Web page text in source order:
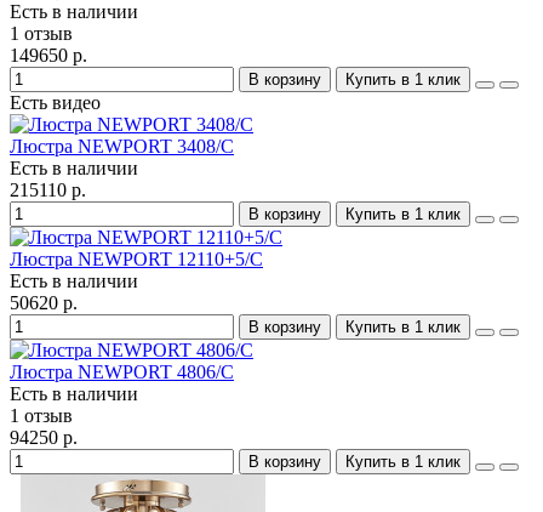
Есть в наличии
1 отзыв
149650 р.
В корзину Купить в 1 клик
Есть видео
Люстра NEWPORT 3408/C
Есть в наличии
215110 р.
В корзину Купить в 1 клик
Люстра NEWPORT 12110+5/C
Есть в наличии
50620 р.
В корзину Купить в 1 клик
Люстра NEWPORT 4806/C
Есть в наличии
1 отзыв
94250 р.
В корзину Купить в 1 клик